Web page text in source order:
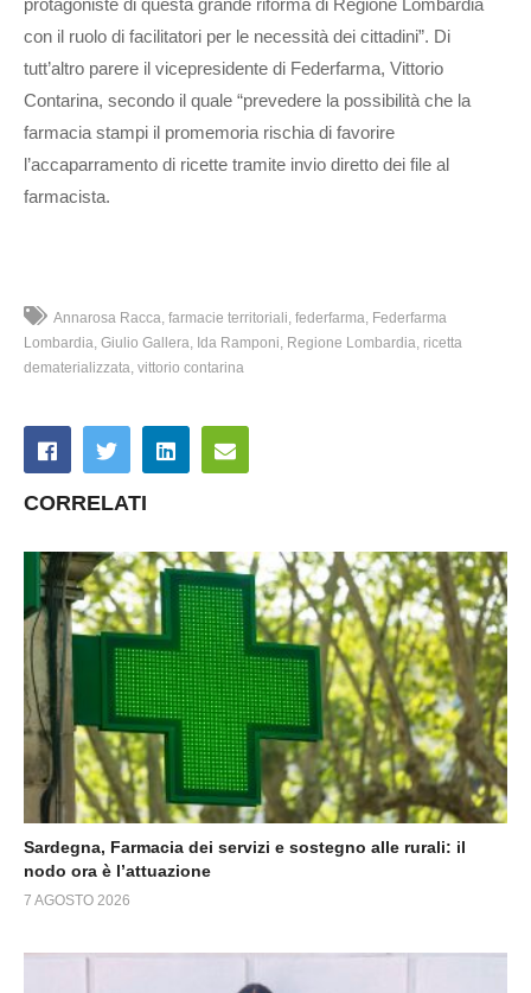
con il ruolo di facilitatori per le necessità dei cittadini”. Di
tutt’altro parere il vicepresidente di Federfarma, Vittorio
Contarina, secondo il quale “prevedere la possibilità che la
farmacia stampi il promemoria rischia di favorire
l’accaparramento di ricette tramite invio diretto dei file al
farmacista.
Annarosa Racca farmacie territoriali federfarma Federfarma
Lombardia Giulio Gallera Ida Ramponi Regione Lombardia ricetta
dematerializzata vittorio contarina
CORRELATI
Sardegna, Farmacia dei servizi e sostegno alle rurali: il
nodo ora è l’attuazione
7 AGOSTO 2026